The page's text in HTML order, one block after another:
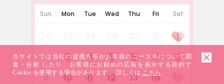
Sun Mon Tue Wed Thu Fri Sat
1
2
3 4 5 6 7
8
9
10 11 12 13 14
当サイトでは当社の提携先等がお客様のニーズ等について調
査・分析 したり、お客様にお勧めの広告を表示する目的で
Cookie を使用する場合があります。 詳しくは こちら